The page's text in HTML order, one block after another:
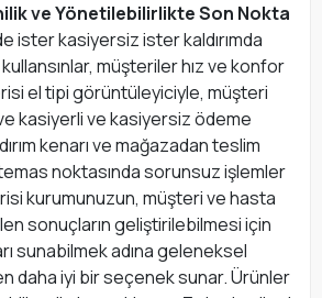
ve Yönetilebilirlikte Son Nokta
ister kasiyersiz ister kaldırımda
müşteriler hız ve konfor
el tipi görüntüleyiciyle, müşteri
kasiyerli ve kasiyersiz ödeme
kenarı ve mağazadan teslim
noktasında sorunsuz işlemler
kurumunuzun, müşteri ve hasta
sonuçların geliştirilebilmesi için
sunabilmek adına geleneksel
daha iyi bir seçenek sunar. Ürünler